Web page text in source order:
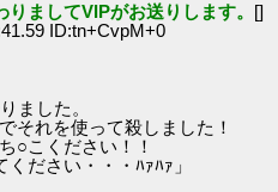
りましてVIPがお送りします。 []
ID:tn+CvpM+0
ました。
を使って殺しました！
ください！！
さい・・・ﾊｧﾊｧ」